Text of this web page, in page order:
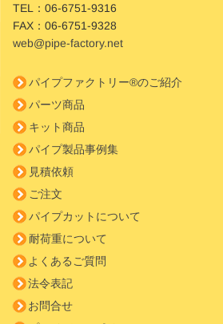
TEL：06-6751-9316
FAX：06-6751-9328
web@pipe-factory.net
パイプファクトリー®のご紹介
パーツ商品
キット商品
パイプ製品事例集
見積依頼
ご注文
パイプカットについて
耐荷重について
よくあるご質問
法令表記
お問合せ